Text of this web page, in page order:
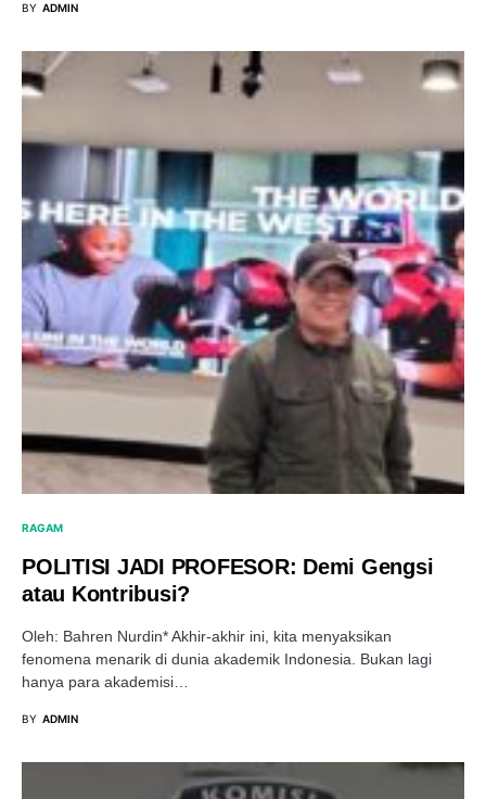
BY ADMIN
RAGAM
POLITISI JADI PROFESOR: Demi Gengsi
atau Kontribusi?
Oleh: Bahren Nurdin* Akhir-akhir ini, kita menyaksikan
fenomena menarik di dunia akademik Indonesia. Bukan lagi
hanya para akademisi…
BY ADMIN